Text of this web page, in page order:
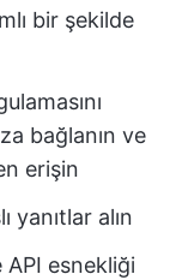
bir şekilde
bağlanın ve
erişin
yanıtlar alın
esnekliği